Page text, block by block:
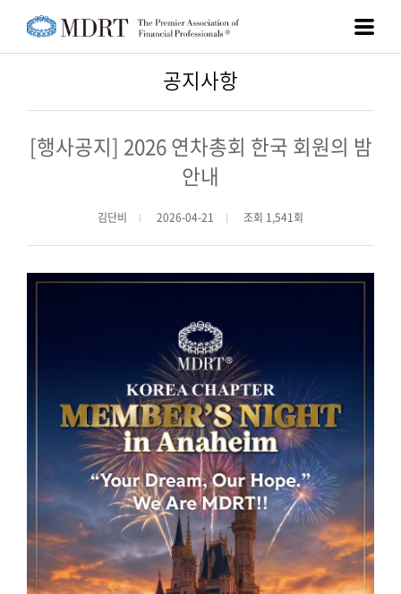
공지사항
[행사공지] 2026 연차총회 한국 회원의 밤
안내
김단비 2026-04-21 조회 1,541회